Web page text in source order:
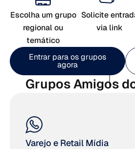
Escolha um grupo
regional ou
temático
Solicite
via link
Entrar para os grupos
agora
Grupos Amigos
Varejo e Retail Mídia